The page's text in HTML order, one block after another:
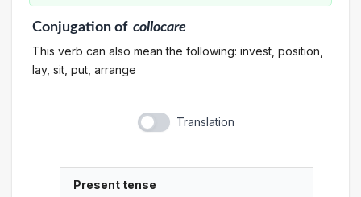
Conjugationof collocare
This verb can also mean the following: invest, position,
lay, sit, put, arrange
Translation
Present tense